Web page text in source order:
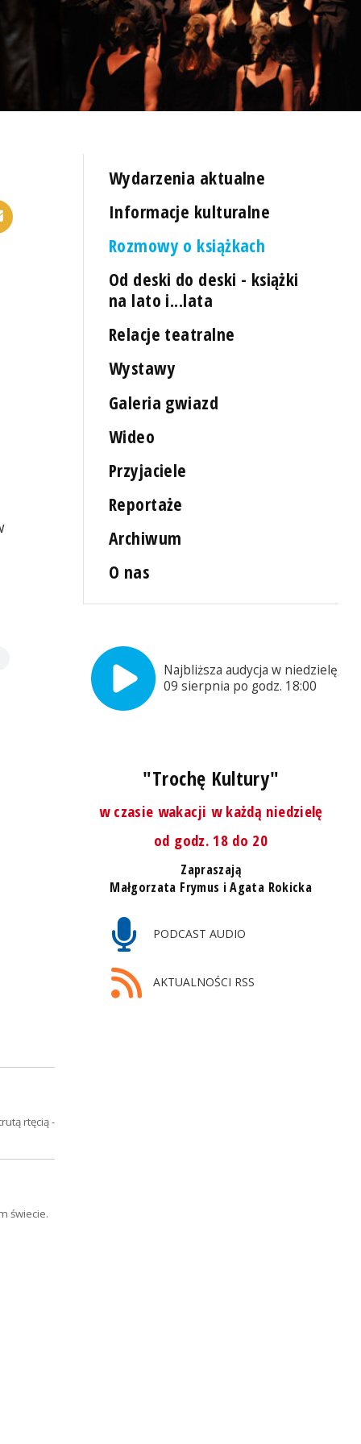
Wydarzenia aktualne
Informacje kulturalne
Rozmowy o książkach
Od deski do deski - książki
na lato i...lata
Relacje teatralne
Wystawy
Galeria gwiazd
Wideo
Przyjaciele
Reportaże
Archiwum
O nas
Najbliższa audycja w niedzielę,
09 sierpnia po godz. 18:00
"Trochę Kultury"
w czasie wakacji w każdą niedzielę
od godz. 18 do 20
Zapraszają
Małgorzata Frymus i Agata Rokicka
PODCAST AUDIO
AKTUALNOŚCI RSS
rtęcią -
świecie.